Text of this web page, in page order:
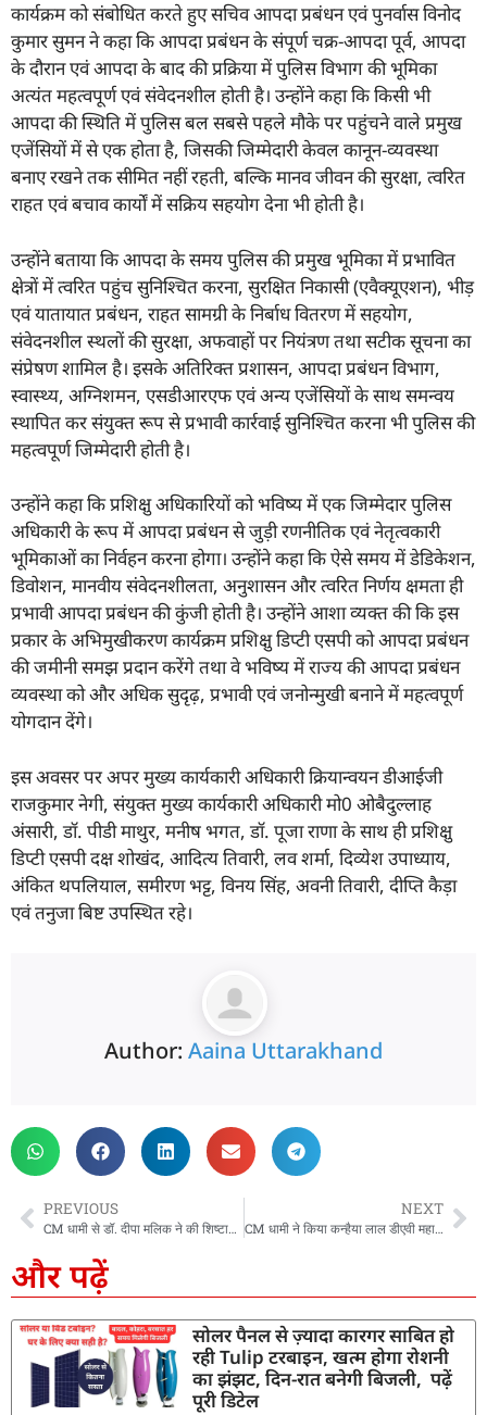
कार्यक्रम को संबोधित करते हुए सचिव आपदा प्रबंधन एवं पुनर्वास विनोद
कुमार सुमन ने कहा कि आपदा प्रबंधन के संपूर्ण चक्र-आपदा पूर्व, आपदा
के दौरान एवं आपदा के बाद की प्रक्रिया में पुलिस विभाग की भूमिका
अत्यंत महत्वपूर्ण एवं संवेदनशील होती है। उन्होंने कहा कि किसी भी
आपदा की स्थिति में पुलिस बल सबसे पहले मौके पर पहुंचने वाले प्रमुख
एजेंसियों में से एक होता है, जिसकी जिम्मेदारी केवल कानून-व्यवस्था
बनाए रखने तक सीमित नहीं रहती, बल्कि मानव जीवन की सुरक्षा, त्वरित
राहत एवं बचाव कार्यों में सक्रिय सहयोग देना भी होती है।
उन्होंने बताया कि आपदा के समय पुलिस की प्रमुख भूमिका में प्रभावित
क्षेत्रों में त्वरित पहुंच सुनिश्चित करना, सुरक्षित निकासी (एवैक्यूएशन), भीड़
एवं यातायात प्रबंधन, राहत सामग्री के निर्बाध वितरण में सहयोग,
संवेदनशील स्थलों की सुरक्षा, अफवाहों पर नियंत्रण तथा सटीक सूचना का
संप्रेषण शामिल है। इसके अतिरिक्त प्रशासन, आपदा प्रबंधन विभाग,
स्वास्थ्य, अग्निशमन, एसडीआरएफ एवं अन्य एजेंसियों के साथ समन्वय
स्थापित कर संयुक्त रूप से प्रभावी कार्रवाई सुनिश्चित करना भी पुलिस की
महत्वपूर्ण जिम्मेदारी होती है।
उन्होंने कहा कि प्रशिक्षु अधिकारियों को भविष्य में एक जिम्मेदार पुलिस
अधिकारी के रूप में आपदा प्रबंधन से जुड़ी रणनीतिक एवं नेतृत्वकारी
भूमिकाओं का निर्वहन करना होगा। उन्होंने कहा कि ऐसे समय में डेडिकेशन,
डिवोशन, मानवीय संवेदनशीलता, अनुशासन और त्वरित निर्णय क्षमता ही
प्रभावी आपदा प्रबंधन की कुंजी होती है। उन्होंने आशा व्यक्त की कि इस
प्रकार के अभिमुखीकरण कार्यक्रम प्रशिक्षु डिप्टी एसपी को आपदा प्रबंधन
की जमीनी समझ प्रदान करेंगे तथा वे भविष्य में राज्य की आपदा प्रबंधन
व्यवस्था को और अधिक सुदृढ़, प्रभावी एवं जनोन्मुखी बनाने में महत्वपूर्ण
योगदान देंगे।
इस अवसर पर अपर मुख्य कार्यकारी अधिकारी क्रियान्वयन डीआईजी
राजकुमार नेगी, संयुक्त मुख्य कार्यकारी अधिकारी मो0 ओबैदुल्लाह
अंसारी, डाॅ. पीडी माथुर, मनीष भगत, डाॅ. पूजा राणा के साथ ही प्रशिक्षु
डिप्टी एसपी दक्ष शोखंद, आदित्य तिवारी, लव शर्मा, दिव्येश उपाध्याय,
अंकित थपलियाल, समीरण भट्ट, विनय सिंह, अवनी तिवारी, दीप्ति कैड़ा
एवं तनुजा बिष्ट उपस्थित रहे।
Author: Aaina Uttarakhand
PREVIOUS
CM धामी से डॉ. दीपा मलिक ने की शिष्टाचार भेंट, मुख्यमंत्री ने पैरा स्पोर्ट्स यूनिवर्सिटी के प्रस्ताव पर दिए कार्ययोजना बनाने के निर्देश
NEXT
CM धामी ने किया कन्हैया लाल डीएवी महाविद्यालय, रुड़की में आयोजित सम्मान समारोह कार्यक्रम को वर्चुअल संबोधित
और पढ़ें
सोलर पैनल से ज़्यादा कारगर साबित हो
रही Tulip टरबाइन, खत्म होगा रोशनी
का झंझट, दिन-रात बनेगी बिजली, पढ़ें
पूरी डिटेल